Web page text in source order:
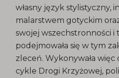
własny język stylistyczny,
malarstwem gotyckim
swojej wszechstronności i
podejmowała się w tym
zleceń. Wykonywała więc
cykle Drogi Krzyżowej,